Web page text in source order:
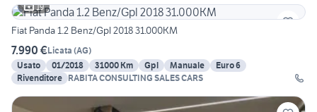
19
Fiat Panda 1.2 Benz/Gpl 2018 31.000KM
7.990 €Licata (AG)
Usato
01/2018 31000 Km Gpl Manuale
Euro 6
Rivenditore RABITA CONSULTING SALES CARS